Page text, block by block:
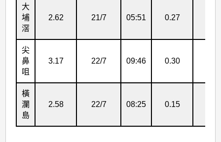
大
埔
滘
2.62 21/7 05:51 0.27
尖
鼻
咀
3.17 22/7 09:46 0.30
橫
瀾
島
2.58 22/7 08:25 0.15